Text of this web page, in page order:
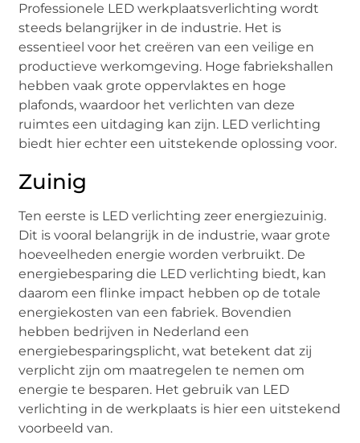
Professionele LED werkplaatsverlichting wordt
steeds belangrijker in de industrie. Het is
essentieel voor het creëren van een veilige en
productieve werkomgeving. Hoge fabriekshallen
hebben vaak grote oppervlaktes en hoge
plafonds, waardoor het verlichten van deze
ruimtes een uitdaging kan zijn. LED verlichting
biedt hier echter een uitstekende oplossing voor.
Zuinig
Ten eerste is LED verlichting zeer energiezuinig.
Dit is vooral belangrijk in de industrie, waar grote
hoeveelheden energie worden verbruikt. De
energiebesparing die LED verlichting biedt, kan
daarom een flinke impact hebben op de totale
energiekosten van een fabriek. Bovendien
hebben bedrijven in Nederland een
energiebesparingsplicht, wat betekent dat zij
verplicht zijn om maatregelen te nemen om
energie te besparen. Het gebruik van LED
verlichting in de werkplaats is hier een uitstekend
voorbeeld van.